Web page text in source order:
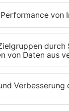
Zustand
erfasst